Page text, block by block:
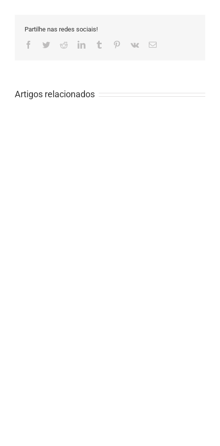
Partilhe nas redes sociais!
Facebook
TwitterRedditLinkedInTumblr Pinterest
Vk
Email
Artigos relacionados